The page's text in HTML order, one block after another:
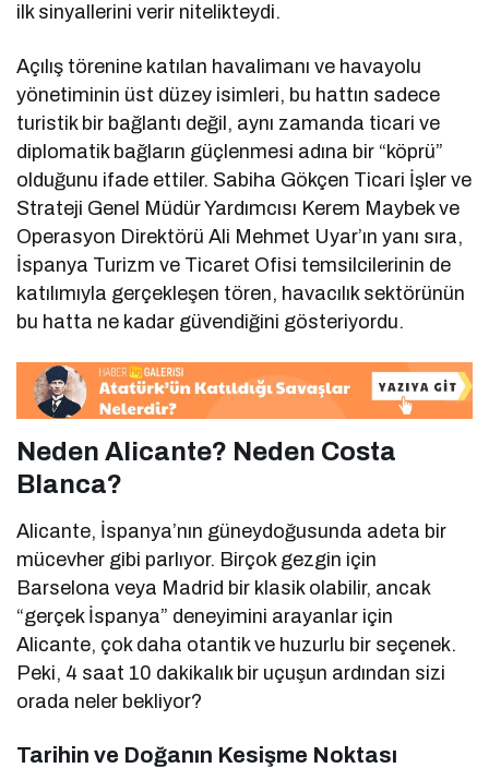
ilk sinyallerini verir nitelikteydi.
Açılış törenine katılan havalimanı ve havayolu
yönetiminin üst düzey isimleri, bu hattın sadece
turistik bir bağlantı değil, aynı zamanda ticari ve
diplomatik bağların güçlenmesi adına bir “köprü”
olduğunu ifade ettiler. Sabiha Gökçen Ticari İşler ve
Strateji Genel Müdür Yardımcısı Kerem Maybek ve
Operasyon Direktörü Ali Mehmet Uyar’ın yanı sıra,
İspanya Turizm ve Ticaret Ofisi temsilcilerinin de
katılımıyla gerçekleşen tören, havacılık sektörünün
bu hatta ne kadar güvendiğini gösteriyordu.
Neden Alicante? Neden Costa
Blanca?
Alicante, İspanya’nın güneydoğusunda adeta bir
mücevher gibi parlıyor. Birçok gezgin için
Barselona veya Madrid bir klasik olabilir, ancak
“gerçek İspanya” deneyimini arayanlar için
Alicante, çok daha otantik ve huzurlu bir seçenek.
Peki, 4 saat 10 dakikalık bir uçuşun ardından sizi
orada neler bekliyor?
Tarihin ve Doğanın Kesişme Noktası